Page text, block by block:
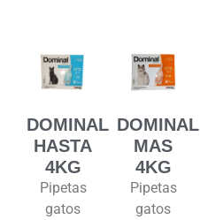
DOMINAL
HASTA
4KG
Pipetas
gatos
DOMINAL
MAS
4KG
Pipetas
gatos